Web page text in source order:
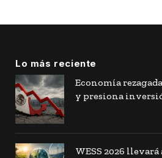
Lo más reciente
Economía
y presiona
WESS 2026